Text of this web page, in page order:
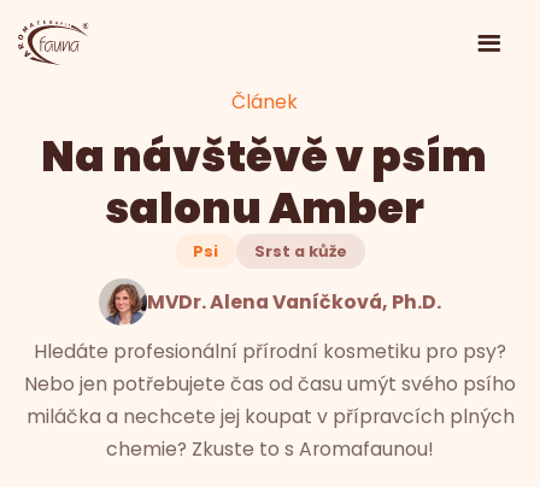
Článek
Na návštěvě v psím
salonu Amber
Psi Srst a kůže
MVDr. Alena Vaníčková, Ph.D.
Hledáte profesionální přírodní kosmetiku pro psy?
Nebo jen potřebujete čas od času umýt svého psího
miláčka a nechcete jej koupat v přípravcích plných
chemie? Zkuste to s Aromafaunou!